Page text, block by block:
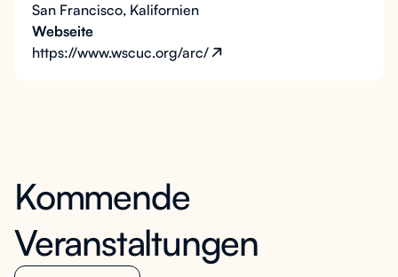
San Francisco, Kalifornien
Webseite
https://www.wscuc.org/arc/
Kommende
Veranstaltungen